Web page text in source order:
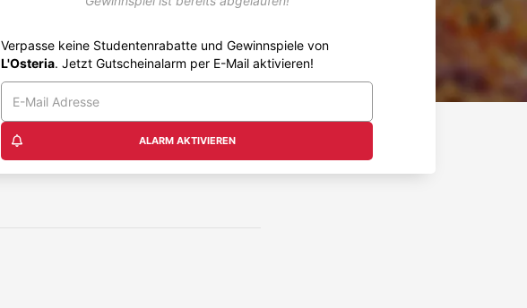
Verpasse keine Studentenrabatte und Gewinnspiele von
L'Osteria. Jetzt Gutscheinalarm per E-Mail aktivieren!
ALARM AKTIVIEREN